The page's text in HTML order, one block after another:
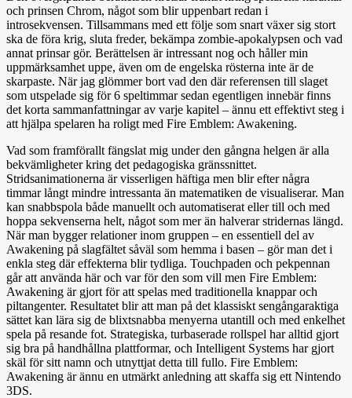
och prinsen Chrom, något som blir uppenbart redan i
introsekvensen. Tillsammans med ett följe som snart växer sig stort
ska de föra krig, sluta freder, bekämpa zombie-apokalypsen och vad
annat prinsar gör. Berättelsen är intressant nog och håller min
uppmärksamhet uppe, även om de engelska rösterna inte är de
skarpaste. När jag glömmer bort vad den där referensen till slaget
som utspelade sig för 6 speltimmar sedan egentligen innebär finns
det korta sammanfattningar av varje kapitel – ännu ett effektivt steg i
att hjälpa spelaren ha roligt med Fire Emblem: Awakening.
Vad som framförallt fängslat mig under den gångna helgen är alla
bekvämligheter kring det pedagogiska gränssnittet.
Stridsanimationerna är visserligen häftiga men blir efter några
timmar långt mindre intressanta än matematiken de visualiserar. Man
kan snabbspola både manuellt och automatiserat eller till och med
hoppa sekvenserna helt, något som mer än halverar stridernas längd.
När man bygger relationer inom gruppen – en essentiell del av
Awakening på slagfältet såväl som hemma i basen – gör man det i
enkla steg där effekterna blir tydliga. Touchpaden och pekpennan
går att använda här och var för den som vill men Fire Emblem:
Awakening är gjort för att spelas med traditionella knappar och
piltangenter. Resultatet blir att man på det klassiskt sengångaraktiga
sättet kan lära sig de blixtsnabba menyerna utantill och med enkelhet
spela på resande fot. Strategiska, turbaserade rollspel har alltid gjort
sig bra på handhållna plattformar, och Intelligent Systems har gjort
skäl för sitt namn och utnyttjat detta till fullo. Fire Emblem:
Awakening är ännu en utmärkt anledning att skaffa sig ett Nintendo
3DS.